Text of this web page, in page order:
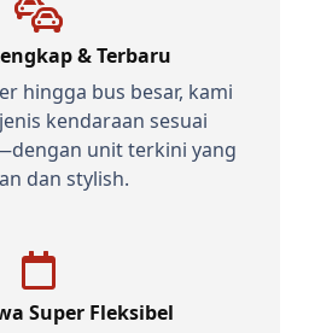
& Terbaru
hingga bus besar, kami
kendaraan sesuai
unit terkini yang
dan stylish.
Super Fleksibel